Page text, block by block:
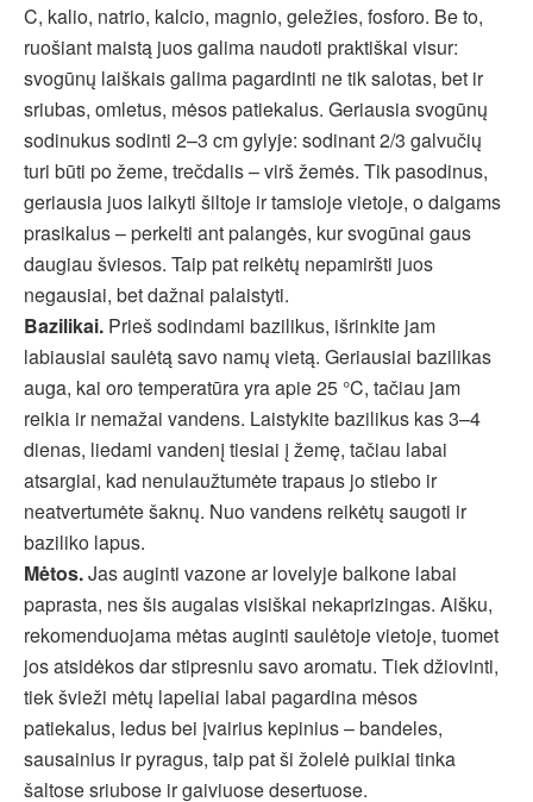
C, kalio, natrio, kalcio, magnio, geležies, fosforo. Be to,
ruošiant maistą juos galima naudoti praktiškai visur:
svogūnų laiškais galima pagardinti ne tik salotas, bet ir
sriubas, omletus, mėsos patiekalus. Geriausia svogūnų
sodinukus sodinti 2–3 cm gylyje: sodinant 2/3 galvučių
turi būti po žeme, trečdalis – virš žemės. Tik pasodinus,
geriausia juos laikyti šiltoje ir tamsioje vietoje, o daigams
prasikalus – perkelti ant palangės, kur svogūnai gaus
daugiau šviesos. Taip pat reikėtų nepamiršti juos
negausiai, bet dažnai palaistyti.
Bazilikai. Prieš sodindami bazilikus, išrinkite jam
labiausiai saulėtą savo namų vietą. Geriausiai bazilikas
auga, kai oro temperatūra yra apie 25 °C, tačiau jam
reikia ir nemažai vandens. Laistykite bazilikus kas 3–4
dienas, liedami vandenį tiesiai į žemę, tačiau labai
atsargiai, kad nenulaužtumėte trapaus jo stiebo ir
neatvertumėte šaknų. Nuo vandens reikėtų saugoti ir
baziliko lapus.
Mėtos.Jas auginti vazone ar lovelyje balkone labai
paprasta, nes šis augalas visiškai nekaprizingas. Aišku,
rekomenduojama mėtas auginti saulėtoje vietoje, tuomet
jos atsidėkos dar stipresniu savo aromatu. Tiek džiovinti,
tiek švieži mėtų lapeliai labai pagardina mėsos
patiekalus, ledus bei įvairius kepinius – bandeles,
sausainius ir pyragus, taip pat ši žolelė puikiai tinka
šaltose sriubose ir gaiviuose desertuose.